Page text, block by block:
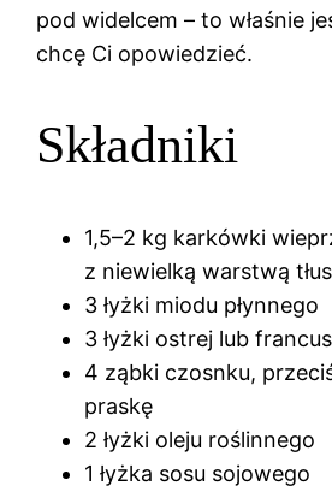
pod widelcem – to właśnie
chcę Ci opowiedzieć.
Składniki
1,5–2 kg karkówki
z niewielką warstwą
3 łyżki miodu płynnego
3 łyżki ostrej lub
4 ząbki czosnku,
praskę
2 łyżki oleju roślinnego
1 łyżka sosu sojowego